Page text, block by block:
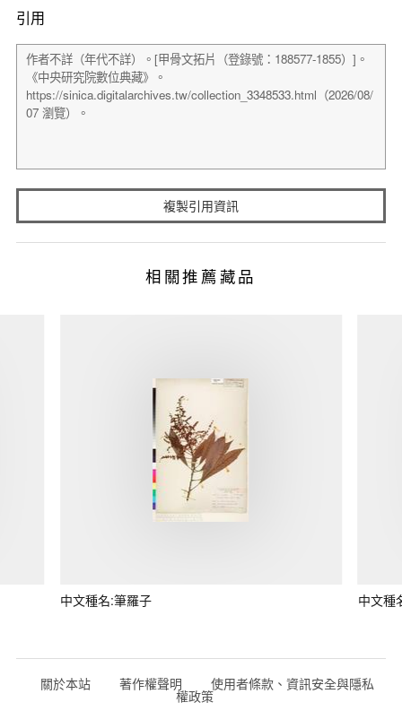
引用
複製引用資訊
相關推薦藏品
中文種名:筆羅子 中文種
關於本站 著作權聲明 使用者條款、資訊安全與隱私
權政策